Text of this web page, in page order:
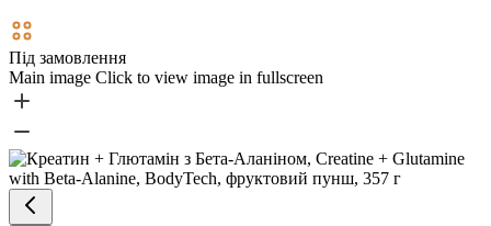
Під замовлення
Main image Click to view image in fullscreen